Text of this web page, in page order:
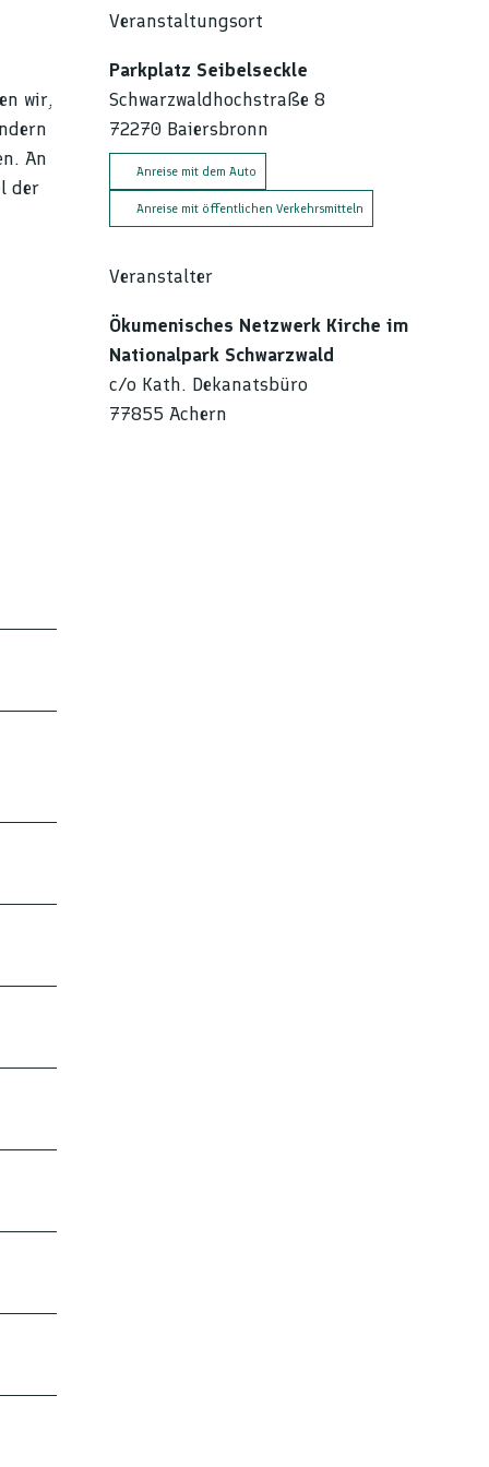
wir,
An
der
Veranstaltungsort
Parkplatz Seibelseckle
Schwarzwaldhochstraße 8
72270 Baiersbronn
Anreise mit dem Auto
Anreise mit öffentlichen Verkehrsmitteln
Veranstalter
Ökumenisches Netzwerk Kirche im
Nationalpark Schwarzwald
c/o Kath. Dekanatsbüro
77855 Achern